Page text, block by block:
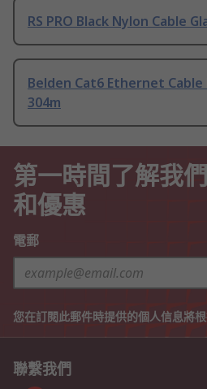
RS PRO Black Nylon Cable
Belden Cat6 Ethernet Cable
304m
第一時間了解我
和優惠
電郵
您在訂閱此郵件時提供的個人信息將
聯繫我們